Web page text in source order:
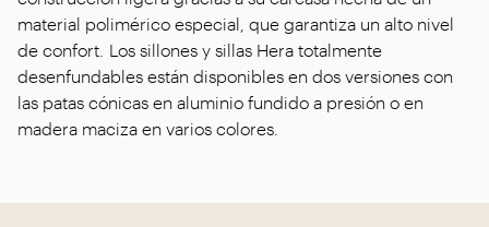
material polimérico especial, que garantiza un alto nivel
de confort. Los sillones y sillas Hera totalmente
desenfundables están disponibles en dos versiones con
las patas cónicas en aluminio fundido a presión o en
madera maciza en varios colores.